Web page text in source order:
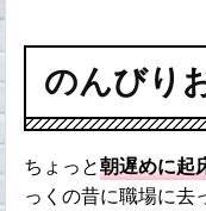
のんびり
ちょっと朝遅めに起
っくの昔に職場に去